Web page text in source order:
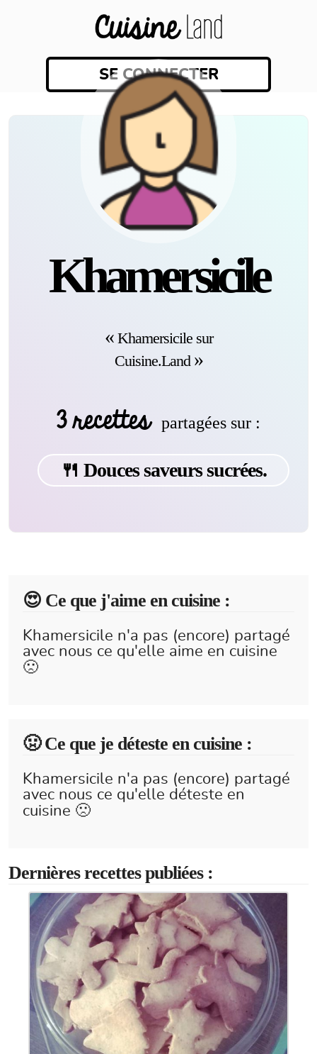
SE CONNECTER
Khamersicile
Khamersicile sur
Cuisine.Land
3 recettes partagées sur :
🍴 Douces saveurs sucrées.
😍️ Ce que j'aime en cuisine :
Khamersicile n'a pas (encore) partagé
avec nous ce qu'elle aime en cuisine
🙁
🤢 Ce que je déteste en cuisine :
Khamersicile n'a pas (encore) partagé
avec nous ce qu'elle déteste en
cuisine 🙁
Dernières recettes publiées :